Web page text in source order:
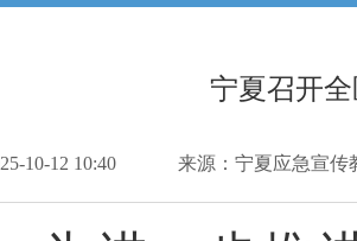
宁夏召开
10-12 10:40 来源：宁夏应急宣传